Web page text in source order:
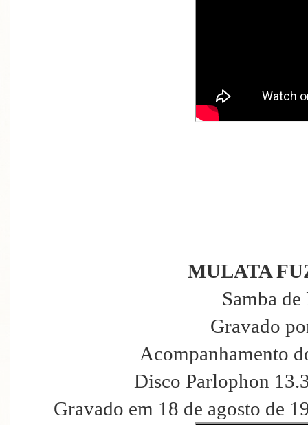
MULATA
Samba
Gravado
Acompanhamento
Disco Parlophon
Gravado em 18 de agosto de